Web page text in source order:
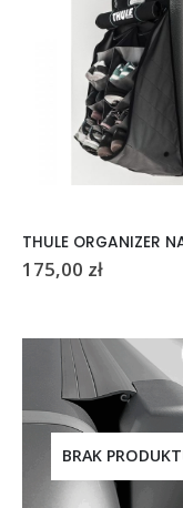
175,00 zł
BRAK